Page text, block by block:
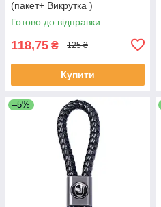
(пакет+ Викрутка )
Готово до відправки
118,75 ₴ 125 ₴
Купити
–5%